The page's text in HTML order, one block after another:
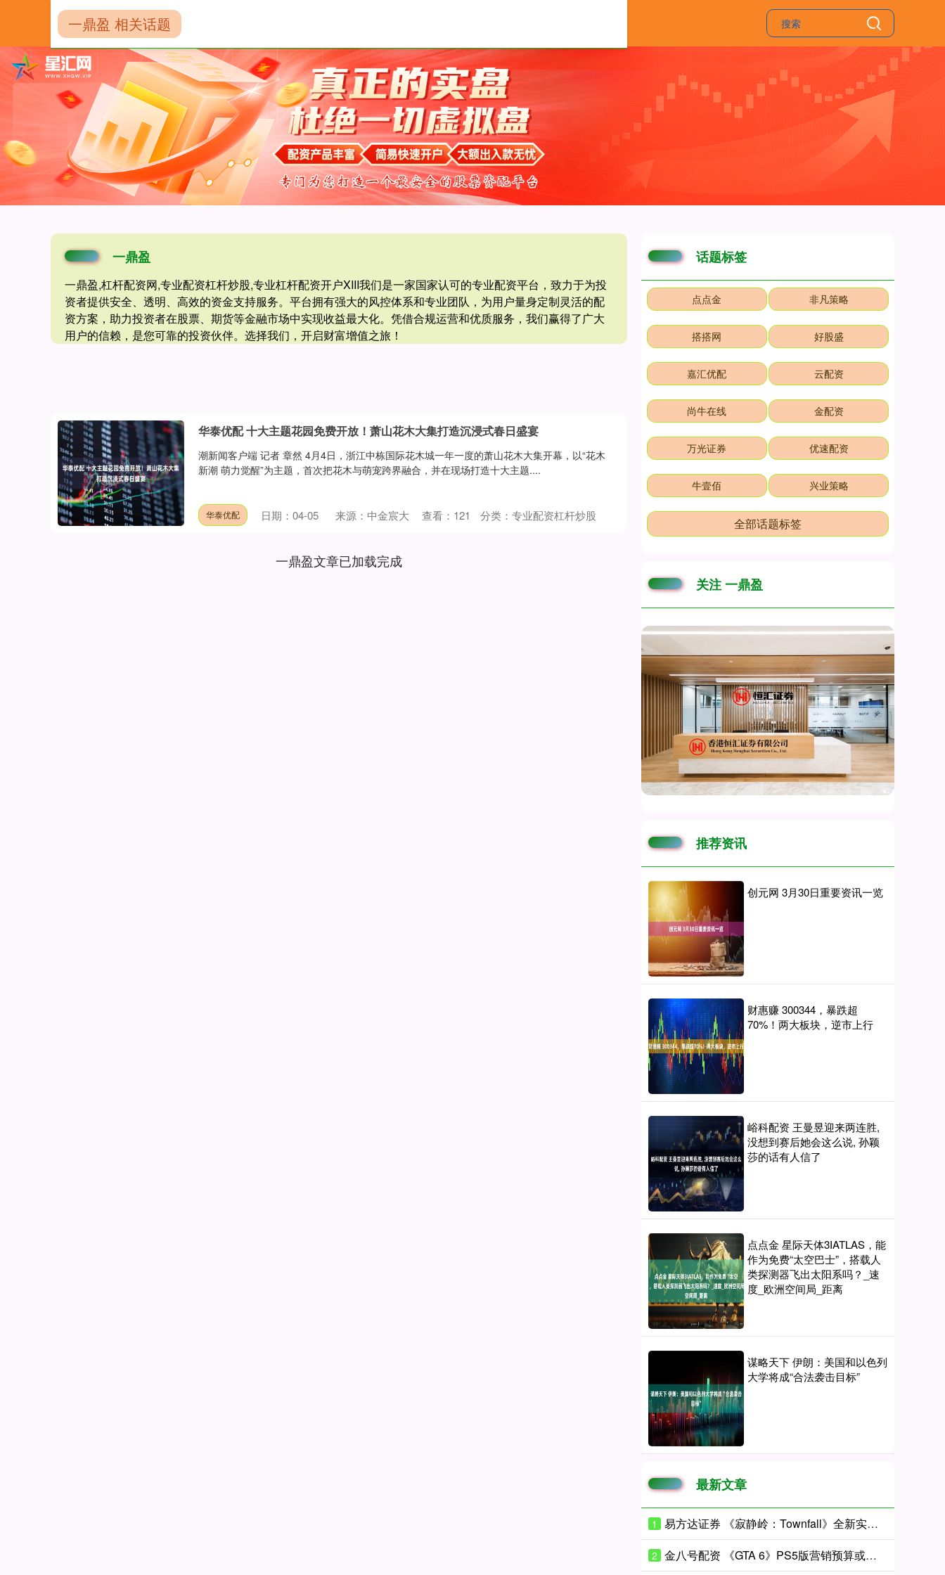
一鼎盈
一鼎盈,杠杆配资网,专业配资杠杆炒股,专业杠杆配资开户XIII‌我们是一家国家认可的专业配资平台，致力于为投
资者提供安全、透明、高效的资金支持服务。平台拥有强大的风控体系和专业团队，为用户量身定制灵活的配
资方案，助力投资者在股票、期货等金融市场中实现收益最大化。凭借合规运营和优质服务，我们赢得了广大
用户的信赖，是您可靠的投资伙伴。选择我们，开启财富增值之旅！
一鼎盈 相关话题
华泰优配 十大主题花园免费开放！萧山花木大集打造沉浸式春日盛宴
潮新闻客户端 记者 章然 4月4日，浙江中栋国际花木城一年一度的萧山花木大集开幕，以“花木
新潮 萌力觉醒”为主题，首次把花木与萌宠跨界融合，并在现场打造十大主题....
华泰优配 日期：04-05 来源：中金宸大 查看： 121 分类：专业配资杠杆炒股
一鼎盈文章已加载完成
话题标签
点点金 非凡策略
搭搭网 好股盛
嘉汇优配 云配资
尚牛在线 金配资
万光证券 优速配资
牛壹佰 兴业策略
全部话题标签
关注 一鼎盈
推荐资讯
创元网 3月30日重要资讯一览
财惠赚 300344，暴跌超
70%！两大板块，逆市上行
峪科配资 王曼昱迎来两连胜,
没想到赛后她会这么说, 孙颖
莎的话有人信了
点点金 星际天体3IATLAS，能
作为免费“太空巴士”，搭载人
类探测器飞出太阳系吗？_速
度_欧洲空间局_距离
谋略天下 伊朗：美国和以色列
大学将成“合法袭击目标”
最新文章
1 易方达证券 《寂静岭：Townfall》全新实机！媒体前瞻大量情报首次曝光
2 金八号配资 《GTA 6》PS5版营销预算或创纪录，第三支预告片即将开启全球宣发